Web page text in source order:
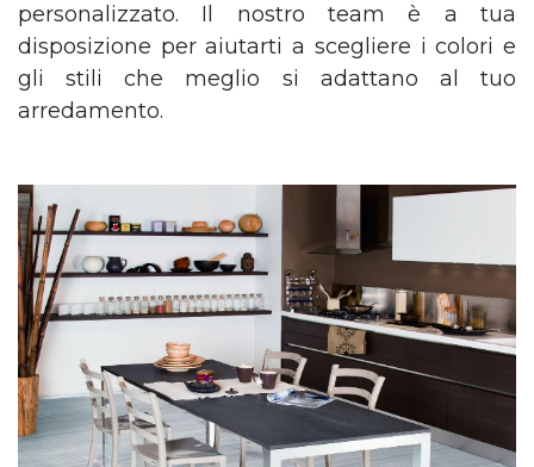
personalizzato. Il nostro team è a tua
disposizione per aiutarti a scegliere i colori e
gli stili che meglio si adattano al tuo
arredamento.